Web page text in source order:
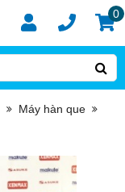
0
Máy hàn que